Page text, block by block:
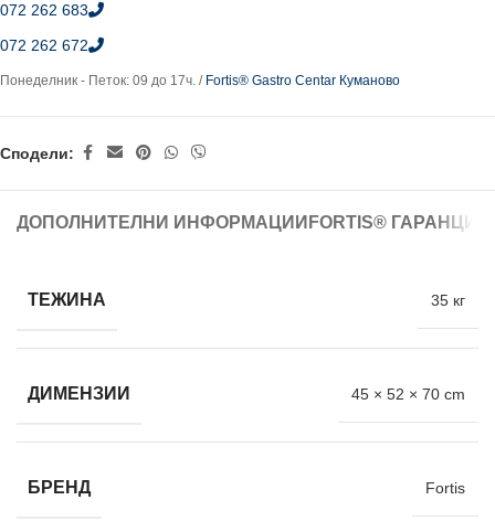
072 262 683
072 262 672
Понеделник - Петок: 09 до 17ч. / Fortis® Gastro Centar Куманово
Сподели:
ДОПОЛНИТЕЛНИ ИНФОРМАЦИИ FORTIS®
ТЕЖИНА 35 кг
ДИМЕНЗИИ 45 × 52 × 70 cm
БРЕНД Fortis